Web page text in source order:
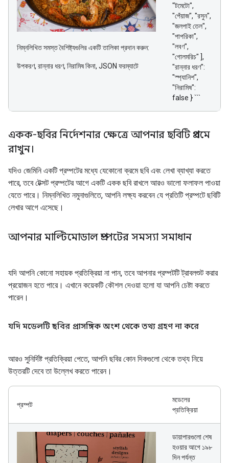
নিম্নলিখিত সমস্ত বৈশিষ্ট্যগুলির একটি তালিকা প্রদান করুন:
উপকরণ, রান্নার ধরণ, নিরামিষ কিনা, JSON ফরম্যাটে
"টমেটো",
"পেঁয়াজ", "রসুন",
"জলপাই তেল",
"পাপরিকা",
"লবণ",
"গোলমরিচ" ],
"রান্নার ধরণ":
"স্প্যানিশ",
"নিরামিষ":
false } ```
একক-ছবির নির্দেশনার ক্ষেত্রে আপনার ছবিটি প্রথমে
রাখুন।
যদিও জেমিনি একটি প্রম্পটের মধ্যে যেকোনো ক্রমে ছবি এবং লেখা ব্যাখ্যা করতে
পারে, তবে টেক্সট প্রম্পটের আগে একটি একক ছবি রাখলে আরও ভালো ফলাফল পাওয়া
যেতে পারে। নিম্নলিখিত নমুনাগুলিতে, আপনি লক্ষ্য করবেন যে প্রতিটি প্রম্পটে ছবিটি
লেখার আগে এসেছে।
আপনার মাল্টিমোডাল প্রম্পটের সমস্যা সমাধান
যদি আপনি কোনো সহায়ক প্রতিক্রিয়া না পান, তবে আপনার প্রম্পটটি ট্রাবলশুট করার
প্রয়োজন হতে পারে। এখানে কয়েকটি কৌশল দেওয়া হলো যা আপনি চেষ্টা করতে
পারেন।
যদি মডেলটি ছবির প্রাসঙ্গিক অংশ থেকে তথ্য গ্রহণ না করে
আরও সুনির্দিষ্ট প্রতিক্রিয়া পেতে, আপনি ছবির কোন দিকগুলো থেকে তথ্য নিয়ে
উত্তরটি দেবে তা উল্লেখ করতে পারেন।
প্রম্পট
মডেলের
প্রতিক্রিয়া
ডায়াপারগুলো শেষ
হওয়ার আগে ১৯৮
দিন পর্যন্ত